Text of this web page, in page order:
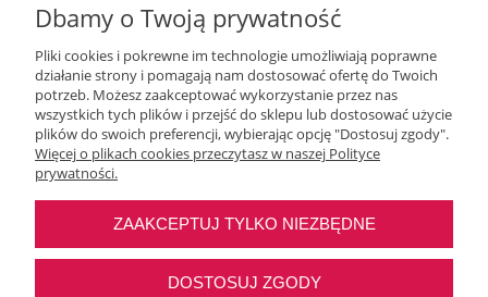
Moje konto
Najczęstsze pytania
Dbamy o Twoją prywatność
Pliki cookies i pokrewne im technologie umożliwiają poprawne
działanie strony i pomagają nam dostosować ofertę do Twoich
potrzeb. Możesz zaakceptować wykorzystanie przez nas
wszystkich tych plików i przejść do sklepu lub dostosować użycie
plików do swoich preferencji, wybierając opcję "Dostosuj zgody".
Więcej o plikach cookies przeczytasz w naszej Polityce
prywatności.
ZAAKCEPTUJ TYLKO NIEZBĘDNE
DOSTOSUJ ZGODY